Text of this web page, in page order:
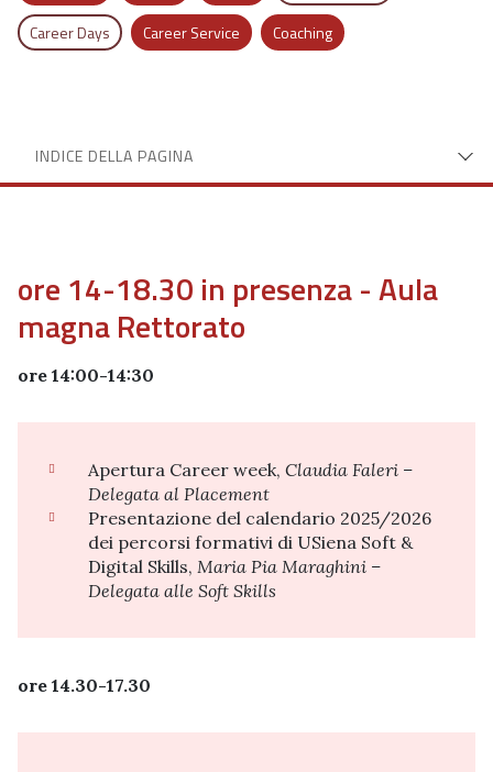
Career Days
Career Service Coaching
INDICE DELLA PAGINA
ore 14-18.30 in presenza - Aula
magna Rettorato
ore 14:00-14:30
Apertura Career week, Claudia Faleri –
Delegata al Placement
Presentazione del calendario 2025/2026
dei percorsi formativi di USiena Soft &
Digital Skills, Maria Pia Maraghini –
Delegata alle Soft Skills
ore 14.30-17.30